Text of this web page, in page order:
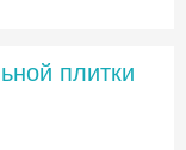
плитки